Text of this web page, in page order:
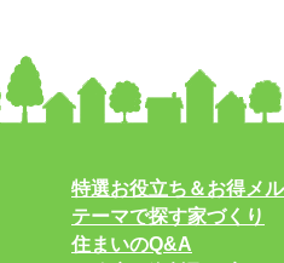
特選お役立ち＆お得メ
テーマで探す家づくり
住まいのQ&A